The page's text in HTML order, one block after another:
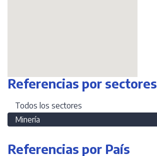
Referencias por sectores
Todos los sectores
Minería
Referencias por País